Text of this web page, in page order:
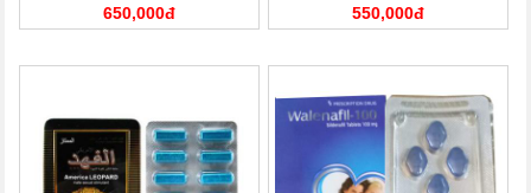
650,000đ 550,000đ